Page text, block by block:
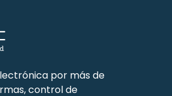
por más de
control de